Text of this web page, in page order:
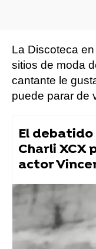
La Discoteca
sitios de moda
cantante le
puede parar de
El
Charli XCX
actor
Flooxer Now » Música